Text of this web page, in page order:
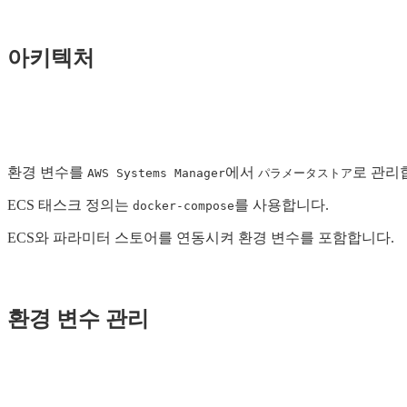
아키텍처
환경 변수를 AWS Systems Manager에서 パラメータストア 로 관리
ECS 태스크 정의는 docker-compose를 사용합니다.
ECS와 파라미터 스토어를 연동시켜 환경 변수를 포함합니다.
환경 변수 관리